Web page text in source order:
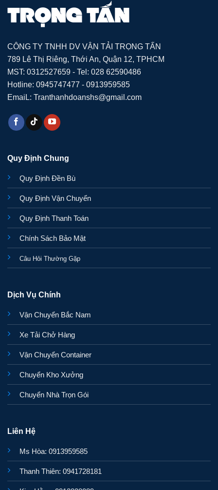
CÔNG TY TNHH DV VẬN TẢI TRỌNG TẤN
789 Lê Thị Riêng, Thới An, Quận 12, TPHCM
MST: 0312527659 - Tel: 028 62590486
Hotline: 0945747477 - 0913959585
EmaiL: Tranthanhdoanshs@gmail.com
Quy Định Chung
Quy Định Đền Bù
Quy Định Vận Chuyển
Quy Định Thanh Toán
Chính Sách Bảo Mật
Câu Hỏi Thường Gặp
Dịch Vụ Chính
Vận Chuyển Bắc Nam
Xe Tải Chở Hàng
Vận Chuyển Container
Chuyển Kho Xưởng
Chuyển Nhà Trọn Gói
Liên Hệ
Ms Hòa: 0913959585
Thanh Thiên: 0941728181